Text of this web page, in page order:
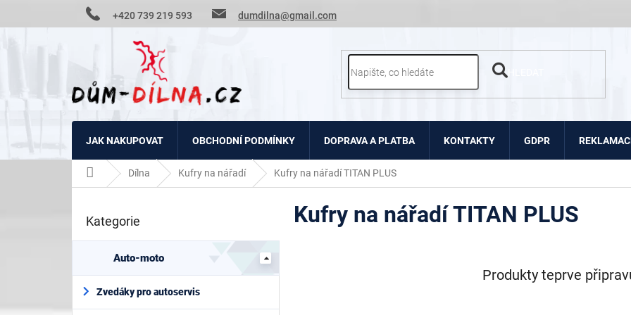
+420 739 219 593 dumdilna@gmail.com
JAK NAKUPOVAT OBCHODNÍ PODMÍNKY DOPRAVA A PLATBA KONTAKTY GDPR
Domů Dílna Kufry na nářadí Kufry na nářadí TITAN PLUS
t
a
Přeskočit
Kategorie
Auto-moto
Zvedáky pro autoservis
Kufry na nářadí TITAN PLUS
Produkty teprve